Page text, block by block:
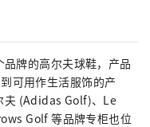
牌的高尔夫球鞋，产品
可用作生活服饰的产
夫 (Adidas Golf)、Le
Golf 等品牌专柜也位